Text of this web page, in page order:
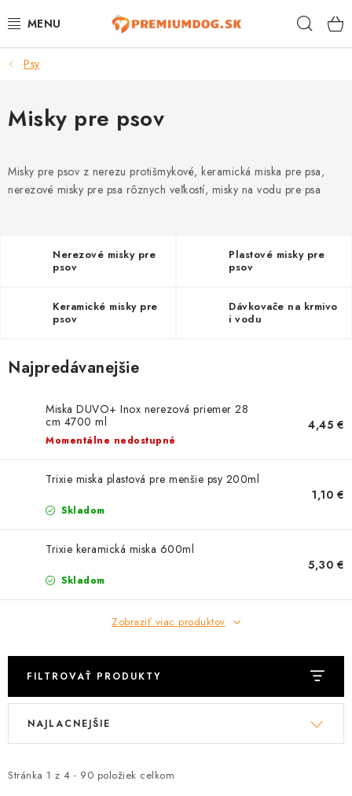
na
TOP 100 PRODUKTOV
NOVINKY
ÚTULKY
HOSPODÁRSKE ZVIERATÁ
DEZINFEKČNÉ PROSTRIEDKY
VONKAJŠIE VTÁCTVO
GELOREN KĽBOVÁ VÝŽIVA
CHOVATEĽSKÉ POTREBY
Psy
Misky pre psov
Misky pre psov z nerezu protišmykové, keramická miska pre psa,
nerezové misky pre psa rôznych veľkostí, misky na vodu pre psa
Nerezové misky pre
psov
Plastové misky pre
psov
Keramické misky pre
psov
Dávkovače na krmivo
i vodu
Najpredávanejšie
Miska DUVO+ Inox nerezová priemer 28
cm 4700 ml
Momentálne nedostupné
4,45 €
Trixie miska plastová pre menšie psy 200ml
Skladom
1,10 €
Trixie keramická miska 600ml
Skladom
5,30 €
Zobraziť viac produktov
FILTROVAŤ PRODUKTY
V
i
Stránka 1 z 4 - 90 položiek celkom
R
e
NAJLACNEJŠIE